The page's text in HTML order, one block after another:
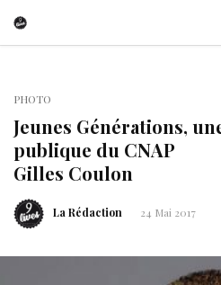
PHOTO
Jeunes Générations,
publique du CNAP
Gilles Coulon
La Rédaction 24 Mai 2017